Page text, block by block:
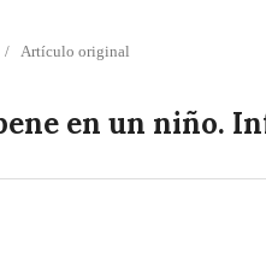
/ Artículo original
en un niño.